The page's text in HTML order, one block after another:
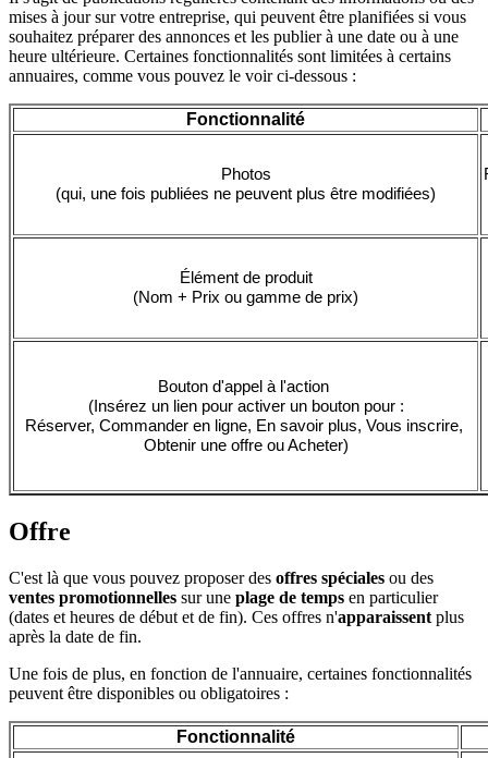
mises à jour sur votre entreprise, qui peuvent être planifiées si vous
souhaitez préparer des annonces et les publier à une date ou à une
heure ultérieure. Certaines fonctionnalités sont limitées à certains
annuaires, comme vous pouvez le voir ci-dessous :
Fonctionnalité
Photos
(qui, une fois publiées ne peuvent plus être modifiées)
Élément de produit
(Nom + Prix ou gamme de prix)
Bouton d'appel à l'action
(Insérez un lien pour activer un bouton pour :
Réserver, Commander en ligne, En savoir plus, Vous inscrire,
Obtenir une offre ou Acheter)
Offre
C'est là que vous pouvez proposer des offres spéciales ou des
ventes promotionnelles sur une plage de temps en particulier
(dates et heures de début et de fin). Ces offres n'apparaissent plus
après la date de fin.
Une fois de plus, en fonction de l'annuaire, certaines fonctionnalités
peuvent être disponibles ou obligatoires :
Fonctionnalité